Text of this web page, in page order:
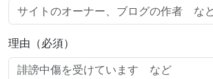
理由（必須）